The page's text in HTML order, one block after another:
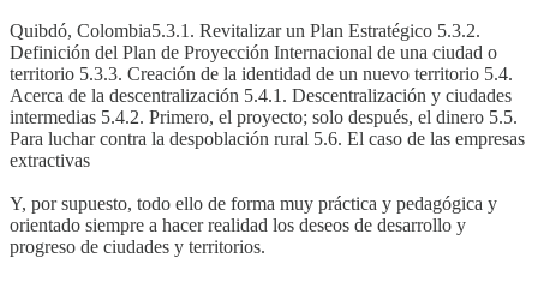
Quibdó, Colombia5.3.1. Revitalizar un Plan Estratégico 5.3.2.
Definición del Plan de Proyección Internacional de una ciudad o
territorio 5.3.3. Creación de la identidad de un nuevo territorio 5.4.
Acerca de la descentralización 5.4.1. Descentralización y ciudades
intermedias 5.4.2. Primero, el proyecto; solo después, el dinero 5.5.
Para luchar contra la despoblación rural 5.6. El caso de las empresas
extractivas
Y, por supuesto, todo ello de forma muy práctica y pedagógica y
orientado siempre a hacer realidad los deseos de desarrollo y
progreso de ciudades y territorios.